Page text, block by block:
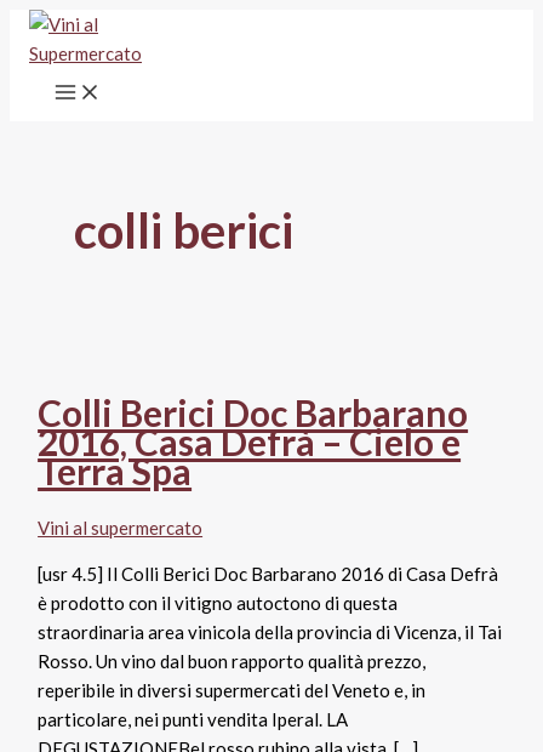
Vai
contenuto
colli berici
Colli Berici Doc Barbarano
2016, Casa Defrà – Cielo e
Terra Spa
Vini al supermercato
[usr 4.5] Il Colli Berici Doc Barbarano 2016 di Casa Defrà
è prodotto con il vitigno autoctono di questa
straordinaria area vinicola della provincia di Vicenza, il Tai
Rosso. Un vino dal buon rapporto qualità prezzo,
reperibile in diversi supermercati del Veneto e, in
particolare, nei punti vendita Iperal. LA